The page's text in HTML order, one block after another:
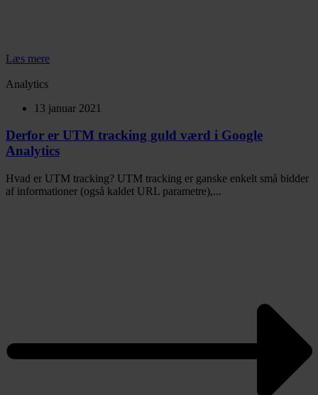
Læs mere
Analytics
13 januar 2021
Derfor er UTM tracking guld værd i Google
Analytics
Hvad er UTM tracking? UTM tracking er ganske enkelt små bidder
af informationer (også kaldet URL parametre),...